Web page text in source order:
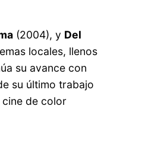
(2004), y Del
locales, llenos
su avance con
su último trabajo
cine de color